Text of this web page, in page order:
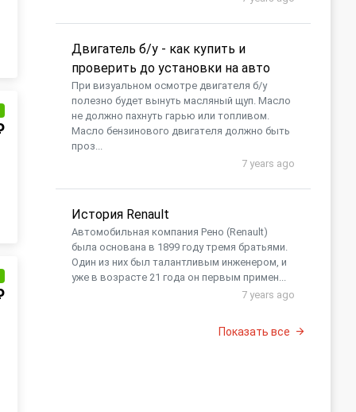
Двигатель б/у - как купить и
проверить до установки на авто
При визуальном осмотре двигателя б/у
полезно будет вынуть масляный щуп. Масло
не должно пахнуть гарью или топливом.
Масло бензинового двигателя должно быть
проз...
7 years ago
История Renault
Автомобильная компания Рено (Renault)
была основана в 1899 году тремя братьями.
Один из них был талантливым инженером, и
уже в возрасте 21 года он первым примен...
7 years ago
Показать все